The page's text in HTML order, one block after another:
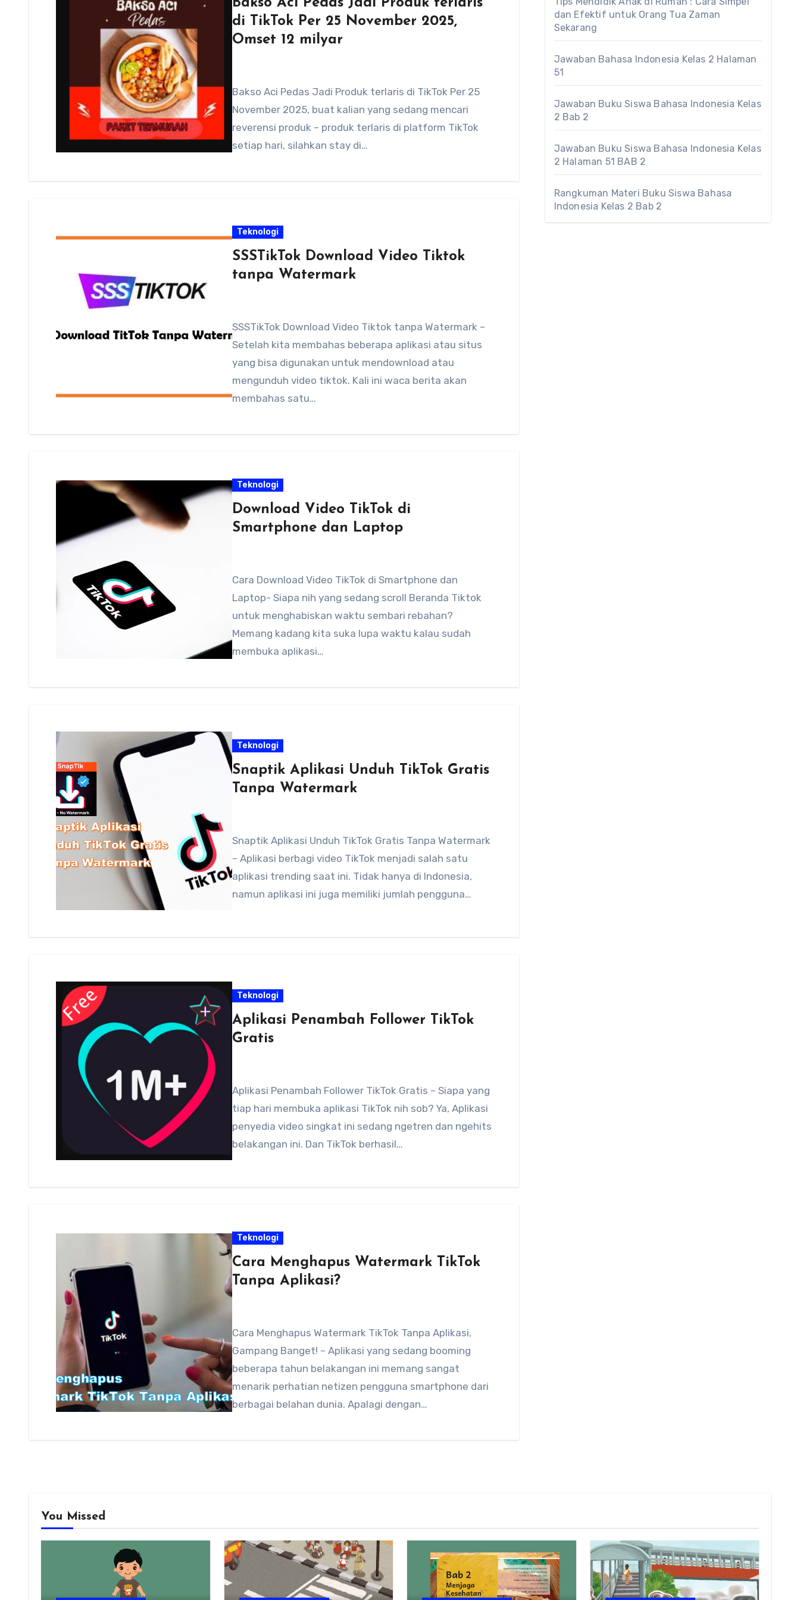
Bakso Aci Pedas Jadi Produk terlaris
di TikTok Per 25 November 2025,
Omset 12 milyar
Bakso Aci Pedas Jadi Produk terlaris di TikTok Per 25
November 2025, buat kalian yang sedang mencari
reverensi produk – produk terlaris di platform TikTok
setiap hari, silahkan stay di…
Teknologi
SSSTikTok Download Video Tiktok
tanpa Watermark
SSSTikTok Download Video Tiktok tanpa Watermark –
Setelah kita membahas beberapa aplikasi atau situs
yang bisa digunakan untuk mendownload atau
mengunduh video tiktok. Kali ini waca berita akan
membahas satu…
Teknologi
Download Video TikTok di
Smartphone dan Laptop
Cara Download Video TikTok di Smartphone dan
Laptop- Siapa nih yang sedang scroll Beranda Tiktok
untuk menghabiskan waktu sembari rebahan?
Memang kadang kita suka lupa waktu kalau sudah
membuka aplikasi…
Teknologi
Snaptik Aplikasi Unduh TikTok Gratis
Tanpa Watermark
Snaptik Aplikasi Unduh TikTok Gratis Tanpa Watermark
– Aplikasi berbagi video TikTok menjadi salah satu
aplikasi trending saat ini. Tidak hanya di Indonesia,
namun aplikasi ini juga memiliki jumlah pengguna…
Teknologi
Aplikasi Penambah Follower TikTok
Gratis
Aplikasi Penambah Follower TikTok Gratis – Siapa yang
tiap hari membuka aplikasi TikTok nih sob? Ya, Aplikasi
penyedia video singkat ini sedang ngetren dan ngehits
belakangan ini. Dan TikTok berhasil…
Teknologi
Cara Menghapus Watermark TikTok
Tanpa Aplikasi?
Cara Menghapus Watermark TikTok Tanpa Aplikasi,
Gampang Banget! – Aplikasi yang sedang booming
beberapa tahun belakangan ini memang sangat
menarik perhatian netizen pengguna smartphone dari
berbagai belahan dunia. Apalagi dengan…
dan Efektif untuk Orang Tua Zaman
Sekarang
Jawaban Bahasa Indonesia Kelas 2 Halaman
51
Jawaban Buku Siswa Bahasa Indonesia Kelas
2 Bab 2
Jawaban Buku Siswa Bahasa Indonesia Kelas
2 Halaman 51 BAB 2
Rangkuman Materi Buku Siswa Bahasa
Indonesia Kelas 2 Bab 2
You Missed